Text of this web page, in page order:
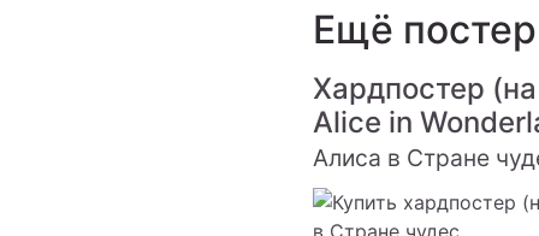
Ещё
Хардпостер
Alice in
Алиса в Стране